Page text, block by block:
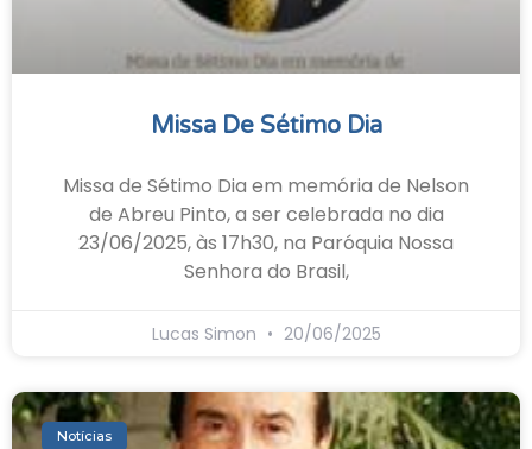
Missa De Sétimo Dia
Missa de Sétimo Dia em memória de Nelson
de Abreu Pinto, a ser celebrada no dia
23/06/2025, às 17h30, na Paróquia Nossa
Senhora do Brasil,
Lucas Simon 20/06/2025
Notícias